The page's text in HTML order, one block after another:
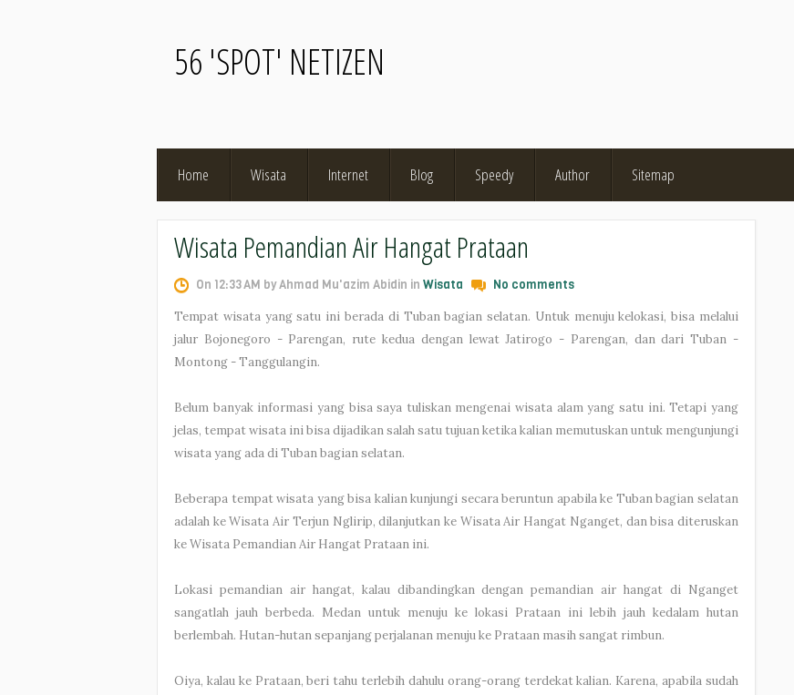
56 'SPOT' NETIZEN
Home Wisata Internet Blog Speedy Author Sitemap
Wisata Pemandian Air Hangat Prataan
On 12:33 AM by Ahmad Mu'azim Abidin in Wisata No comments
Tempat wisata yang satu ini berada di Tuban bagian selatan. Untuk menuju kelokasi, bisa melalui
jalur Bojonegoro - Parengan, rute kedua dengan lewat Jatirogo - Parengan, dan dari Tuban -
Montong - Tanggulangin.
Belum banyak informasi yang bisa saya tuliskan mengenai wisata alam yang satu ini. Tetapi yang
jelas, tempat wisata ini bisa dijadikan salah satu tujuan ketika kalian memutuskan untuk mengunjungi
wisata yang ada di Tuban bagian selatan.
Beberapa tempat wisata yang bisa kalian kunjungi secara beruntun apabila ke Tuban bagian selatan
adalah ke Wisata Air Terjun Nglirip, dilanjutkan ke Wisata Air Hangat Nganget, dan bisa diteruskan
ke Wisata Pemandian Air Hangat Prataan ini.
Lokasi pemandian air hangat, kalau dibandingkan dengan pemandian air hangat di Nganget
sangatlah jauh berbeda. Medan untuk menuju ke lokasi Prataan ini lebih jauh kedalam hutan
berlembah. Hutan-hutan sepanjang perjalanan menuju ke Prataan masih sangat rimbun.
Oiya, kalau ke Prataan, beri tahu terlebih dahulu orang-orang terdekat kalian. Karena, apabila sudah